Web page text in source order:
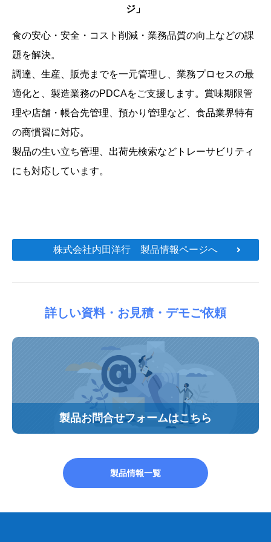
ジ」
食の安心・安全・コスト削減・業務品質の向上などの課
題を解決。
調達、生産、販売までを一元管理し、業務プロセスの最
適化と、製造業務のPDCAをご支援します。賞味期限管
理や店舗・帳合先管理、預かり管理など、食品業界特有
の商慣習に対応。
製品の生い立ち管理、出荷先検索などトレーサビリティ
にも対応しています。
株式会社内田洋行 製品情報ページへ
詳しい資料・お見積・デモご依頼
製品お問合せフォームはこちら
製品情報一覧